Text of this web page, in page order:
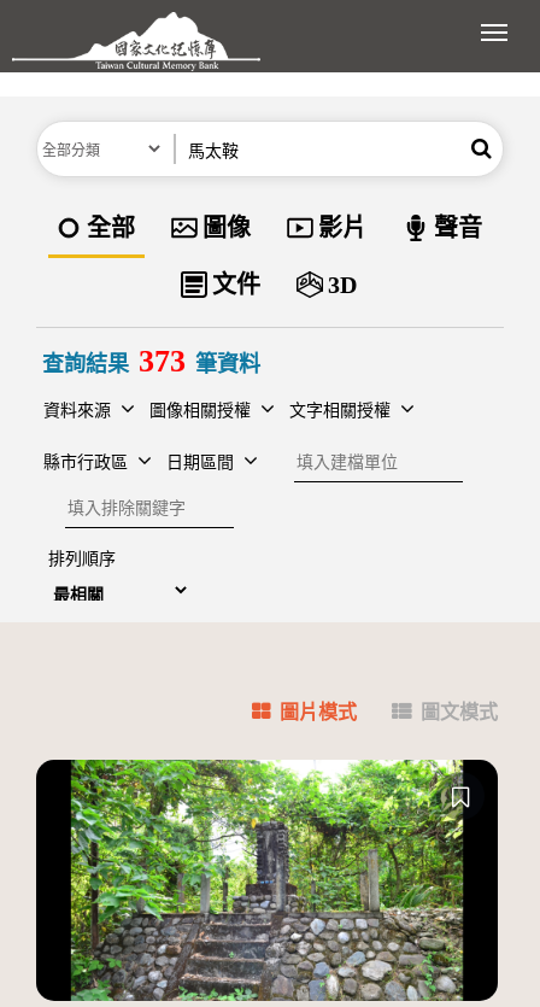
跳到主要內容區塊
展
分類 搜尋
資料類型
全部 圖像 影片 聲音
文件 3D
查詢結果 373 筆資料
資料來源 圖像相關授權 文字相關授權
縣市行政區 日期區間
建檔單位
排除關鍵字
排列順序
圖片模式 圖文模式